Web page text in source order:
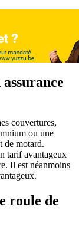
couvertures,
ou une
de motard.
tarif avantageux
Il est néanmoins
roule de